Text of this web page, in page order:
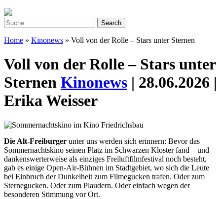
Home » Kinonews » Voll von der Rolle – Stars unter Sternen
Voll von der Rolle – Stars unter
Sternen Kinonews | 28.06.2026 |
Erika Weisser
Die Alt-Freiburger unter uns werden sich erinnern: Bevor das
Sommernachtskino seinen Platz im Schwarzen Kloster fand – und
dankenswerterweise als einziges Freiluftfilmfestival noch besteht,
gab es einige Open-Air-Bühnen im Stadtgebiet, wo sich die Leute
bei Einbruch der Dunkelheit zum Filmegucken trafen. Oder zum
Sternegucken. Oder zum Plaudern. Oder einfach wegen der
besonderen Stimmung vor Ort.